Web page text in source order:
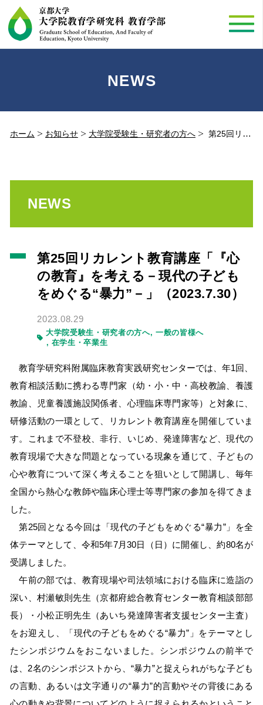
NEWS
ホーム お知らせ 大学院受験生・研究者の方へ 第25回リカレント教育講座「『心の教育』を考える－現代の子どもをめぐる“暴力”－」（2023.7.30）
NEWS
第25回リカレント教育講座「『心
の教育』を考える－現代の子ども
をめぐる“暴力”－」（2023.7.30）
2023.08.29
大学院受験生・研究者の方へ
一般の皆様へ
在学生・卒業生
教育学研究科附属臨床教育実践研究センターでは、年1回、
教育相談活動に携わる専門家（幼・小・中・高校教諭、養護
教諭、児童養護施設関係者、心理臨床専門家等）と対象に、
研修活動の一環として、リカレント教育講座を開催していま
す。これまで不登校、非行、いじめ、発達障害など、現代の
教育現場で大きな問題となっている現象を通じて、子どもの
心や教育について深く考えることを狙いとして開講し、毎年
全国から熱心な教師や臨床心理士等専門家の参加を得てきま
した。
第25回となる今回は「現代の子どもをめぐる“暴力”」を全
体テーマとして、令和5年7月30日（日）に開催し、約80名が
受講しました。
午前の部では、教育現場や司法領域における臨床に造詣の
深い、村瀬敏則先生（京都府総合教育センター教育相談部部
長）・小松正明先生（あいち発達障害者支援センター主査）
をお迎えし、「現代の子どもをめぐる“暴力”」をテーマとし
たシンポジウムをおこないました。シンポジウムの前半で
は、2名のシンポジストから、“暴力”と捉えられがちな子ども
の言動、あるいは文字通りの“暴力”的言動やその背後にある